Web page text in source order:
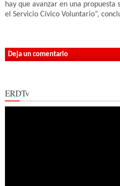
hay que avanzar en una
el Servicio Cívico Voluntario”,
Deja un comentario
ERDTv